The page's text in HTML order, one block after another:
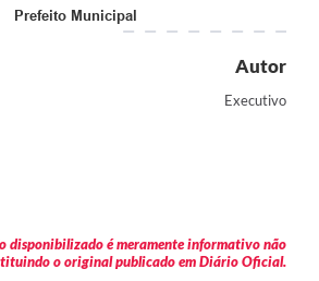
Prefeito Municipal
Autor
Executivo
disponibilizado é meramente informativo não
o original publicado em Diário Oficial.